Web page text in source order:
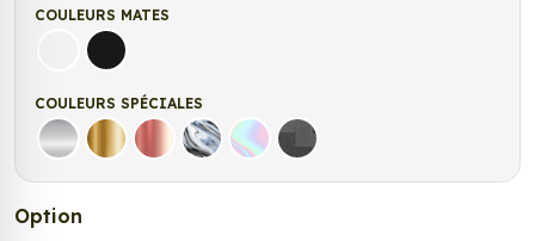
COULEURS MATES
Blanc matNoir Mat
COULEURS SPÉCIALES
Argent Or Rose Gold
ChromeHolographique
Carbone Noir
Option